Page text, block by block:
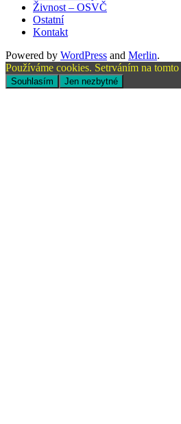
Živnost – OSVČ
Ostatní
Kontakt
Powered by WordPress and Merlin.
Používáme cookies. Setrváním na
Souhlasím Jen nezbytné